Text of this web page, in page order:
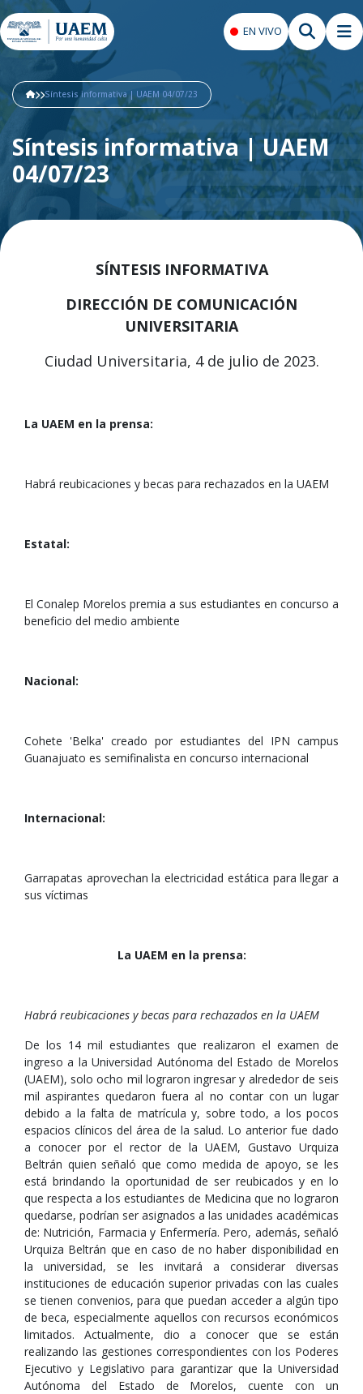
EN VIVO
Síntesis informativa | UAEM 04/07/23
Síntesis informativa | UAEM
04/07/23
SÍNTESIS INFORMATIVA
DIRECCIÓN DE COMUNICACIÓN
UNIVERSITARIA
Ciudad Universitaria, 4 de julio de 2023.
La UAEM en la prensa:
Habrá reubicaciones y becas para rechazados en la UAEM
Estatal:
El Conalep Morelos premia a sus estudiantes en concurso a
beneficio del medio ambiente
Nacional:
Cohete 'Belka' creado por estudiantes del IPN campus
Guanajuato es semifinalista en concurso internacional
Internacional:
Garrapatas aprovechan la electricidad estática para llegar a
sus víctimas
La UAEM en la prensa:
Habrá reubicaciones y becas para rechazados en la UAEM
De los 14 mil estudiantes que realizaron el examen de
ingreso a la Universidad Autónoma del Estado de Morelos
(UAEM), solo ocho mil lograron ingresar y alrededor de seis
mil aspirantes quedaron fuera al no contar con un lugar
debido a la falta de matrícula y, sobre todo, a los pocos
espacios clínicos del área de la salud. Lo anterior fue dado
a conocer por el rector de la UAEM, Gustavo Urquiza
Beltrán quien señaló que como medida de apoyo, se les
está brindando la oportunidad de ser reubicados y en lo
que respecta a los estudiantes de Medicina que no lograron
quedarse, podrían ser asignados a las unidades académicas
de: Nutrición, Farmacia y Enfermería. Pero, además, señaló
Urquiza Beltrán que en caso de no haber disponibilidad en
la universidad, se les invitará a considerar diversas
instituciones de educación superior privadas con las cuales
se tienen convenios, para que puedan acceder a algún tipo
de beca, especialmente aquellos con recursos económicos
limitados. Actualmente, dio a conocer que se están
realizando las gestiones correspondientes con los Poderes
Ejecutivo y Legislativo para garantizar que la Universidad
Autónoma del Estado de Morelos, cuente con un